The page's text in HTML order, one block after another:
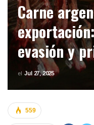
Carne
evasión y
el Jul 27, 2025
559